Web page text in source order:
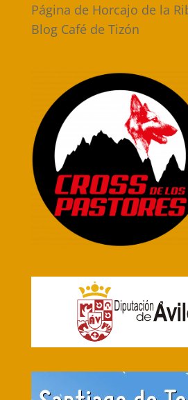
Página de Horcajo de la
Blog Café de Tizón